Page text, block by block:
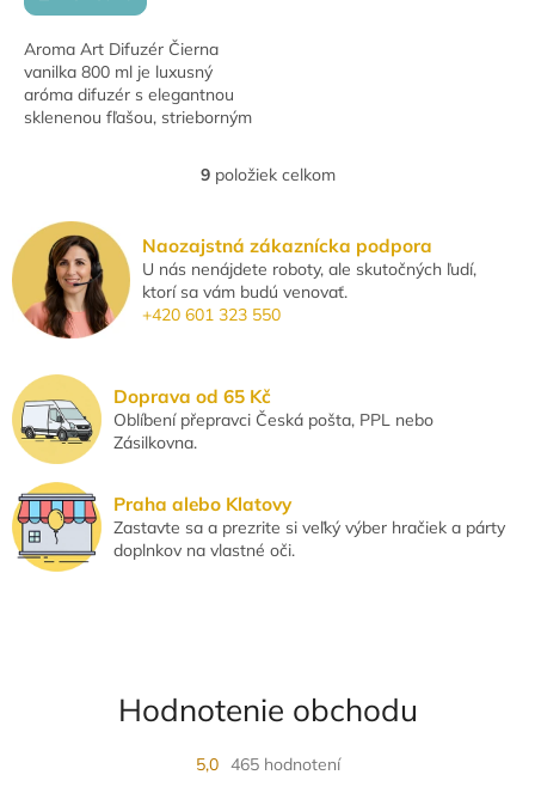
Aroma Art Difuzér Čierna
vanilka 800 ml je luxusný
aróma difuzér s elegantnou
sklenenou fľašou, strieborným
objemu 800 ml a 8 čiernym...
O
á
d
a
c
p
r
v
v
ý
p
9položiek celkom
Naozajstná zákaznícka podpora
U nás nenájdete roboty, ale skutočných ľudí,
ktorí sa vám budú venovať.
+420 601 323 550
Doprava od 65 Kč
Oblíbení přepravci Česká pošta, PPL nebo
Zásilkovna.
Praha alebo Klatovy
Zastavte sa a prezrite si veľký výber hračiek a párty
doplnkov na vlastné oči.
Hodnotenie obchodu
5,0 465 hodnotení